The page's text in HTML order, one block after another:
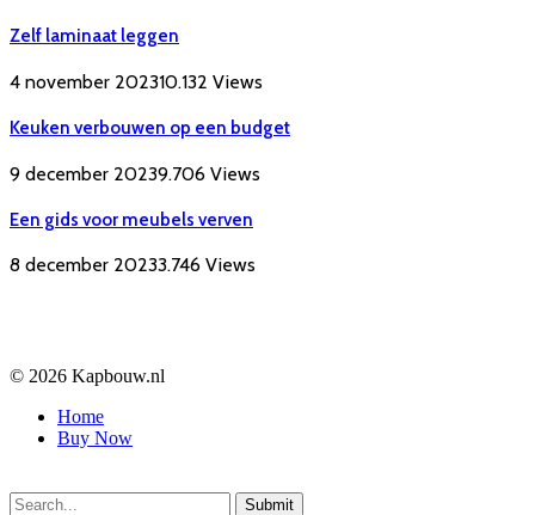
Zelf laminaat leggen
4 november 202310.132 Views
Keuken verbouwen op een budget
9 december 20239.706 Views
Een gids voor meubels verven
8 december 20233.746 Views
© 2026 Kapbouw.nl
Home
Buy Now
Submit